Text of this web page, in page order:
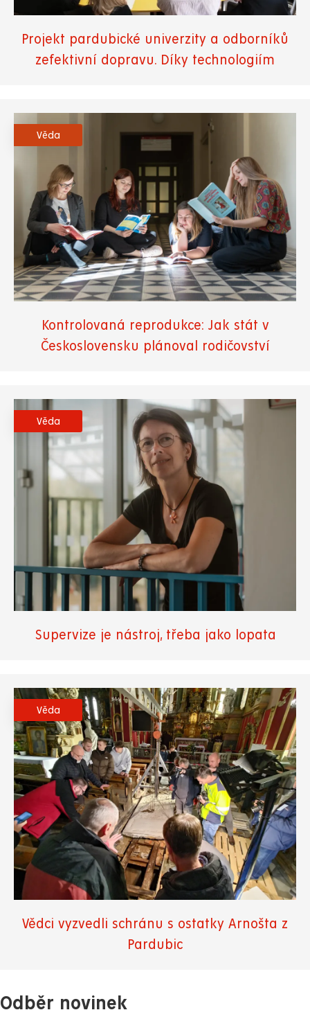
Projekt pardubické univerzity a odborníků
zefektivní dopravu. Díky technologiím
Věda
Kontrolovaná reprodukce: Jak stát v
Československu plánoval rodičovství
Věda
Supervize je nástroj, třeba jako lopata
Věda
Vědci vyzvedli schránu s ostatky Arnošta z
Pardubic
Odběr novinek